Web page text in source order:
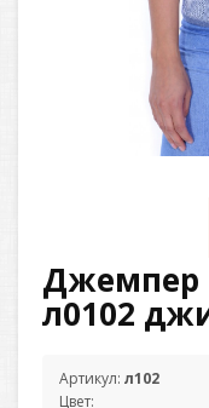
Джемпер
л0102
Артикул: л102
Цвет: